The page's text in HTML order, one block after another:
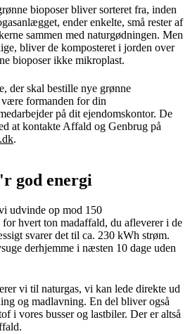
bioposer bliver sorteret fra, inden
ender enkelte, små rester af
sammen med naturgødningen. Men
bliver de komposteret i jorden over
bioposer ikke mikroplast.
der skal bestille nye grønne
formanden for din
på dit ejendomskontor. De
at kontakte Affald og Genbrug på
.
god energi
udvinde op mod 150
hvert ton madaffald, du afleverer i de
svarer det til ca. 230 kWh strøm.
derhjemme i næsten 10 dage uden
vi til naturgas, vi kan lede direkte ud
og madlavning. En del bliver også
i vores busser og lastbiler. Der er altså